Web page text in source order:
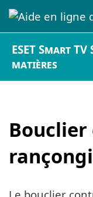
ESET Smart
matières